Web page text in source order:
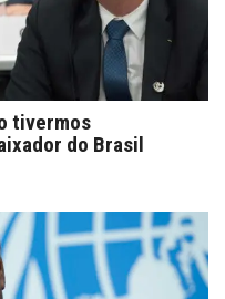
tivermos
do Brasil